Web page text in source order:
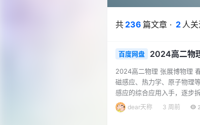
共 236 篇文章 · 2 人
百度网盘 2024高二物
2024高二物理 张展博物理
磁感应、热力学、原子物理
感应的综合应用入手，逐步
路。同时，课程还包含电磁
节，便于学生查漏补缺、巩
dear天称 3 周前 2